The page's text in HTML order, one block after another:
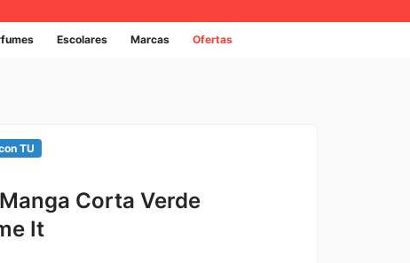
Escolares Marcas Ofertas
TU
Corta Verde
It